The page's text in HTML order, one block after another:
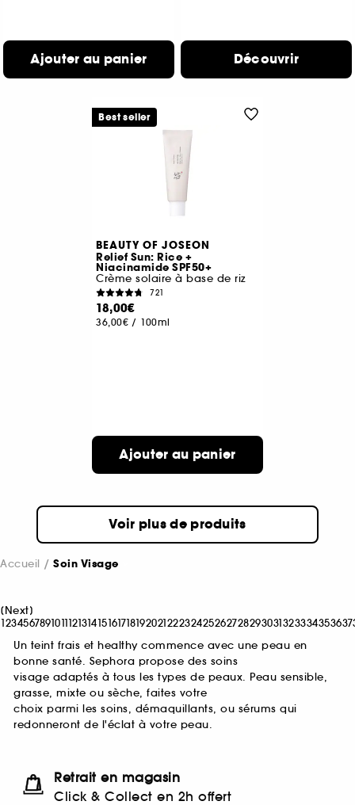
Ajouter au panier Découvrir
BEAUTY OF JOSEON
Relief Sun: Rice +
Niacinamide SPF50+
Crème solaire à base de riz
721
18,00€
36,00€ / 100ml
Ajouter au panier
Best seller
Voir plus de produits
Accueil Soin Visage
[Next]
12345678910111213141516171819202122232425262728293031323334353637
Un teint frais et healthy commence avec une peau en
bonne santé. Sephora propose des soins
visage adaptés à tous les types de peaux. Peau sensible,
grasse, mixte ou sèche, faites votre
choix parmi les soins, démaquillants, ou sérums qui
redonneront de l'éclat à votre peau.
Retrait en magasin
Click & Collect en 2h offert